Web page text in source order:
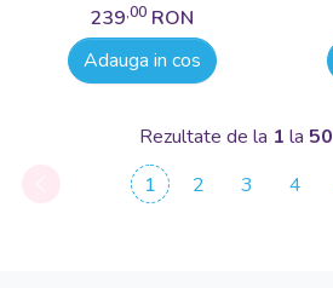
239,00 RON
Adauga in cos
Rezultate de la 1 la 50
1
2 3 4